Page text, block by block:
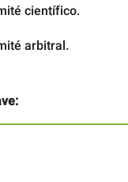
científico.
arbitral.